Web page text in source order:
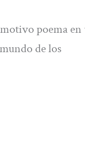
poema en
de los